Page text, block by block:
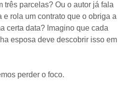
três parcelas? Ou o autor já fala
e rola um contrato que o obriga a
certa data? Imagino que cada
esposa deve descobrir isso em
perder o foco.